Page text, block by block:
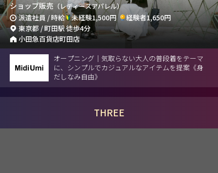
ショップ販売 （レディースアパレル）
派遣社員 / 時給 未経験1,500円
経験者1,650円
東京都 / 町田駅 徒歩4分
小田急百貨店町田店
オープニング｜気取らない大人の普段着をテーマ
に、シンプルでカジュアルなアイテムを提案《身
だしなみ自由》
THREE